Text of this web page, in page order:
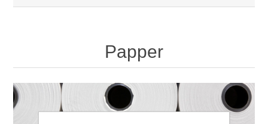
Vibrationsanalys
Digitalisering
Downloads
Papper